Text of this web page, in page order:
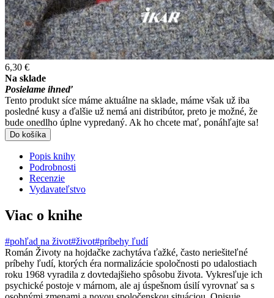
6,30 €
Na sklade
Posielame ihneď
Tento produkt síce máme aktuálne na sklade, máme však už iba
posledné kusy a ďalšie už nemá ani distribútor, preto je možné, že
bude onedlho úplne vypredaný. Ak ho chcete mať, ponáhľajte sa!
Do košíka
Popis knihy
Podrobnosti
Recenzie
Vydavateľstvo
Viac o knihe
#pohľad na život#život#príbehy ľudí
Román Životy na hojdačke zachytáva ťažké, často neriešiteľné
príbehy ľudí, ktorých éra normalizácie spoločnosti po udalostiach
roku 1968 vyradila z dovtedajšieho spôsobu života. Vykresľuje ich
psychické postoje v márnom, ale aj úspešnom úsilí vyrovnať sa s